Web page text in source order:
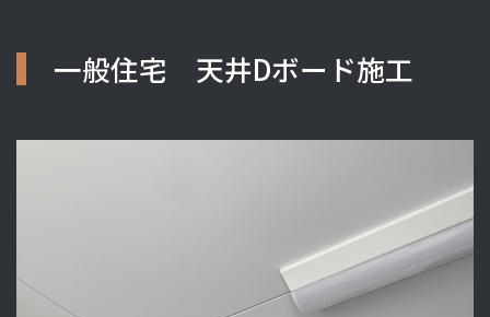
一般住宅 天井Dボード施工